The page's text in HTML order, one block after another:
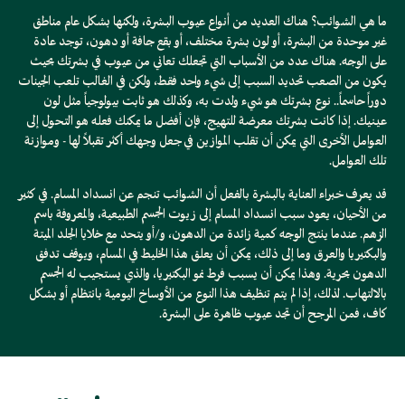
نصائح
الجمال
نصائح
الجمال
ما هي الشوائب؟ هناك العديد من أنواع عيوب البشرة، ولكنها بشكل عام مناطق
غير موحدة من البشرة، أو لون بشرة مختلف، أو بقع جافة أو دهون، توجد عادة
على الوجه. هناك عدد من الأسباب التي تجعلك تعاني من عيوب في بشرتك بحيث
يكون من الصعب تحديد السبب إلى شيء واحد فقط، ولكن في الغالب تلعب الجينات
دوراً حاسماً.. نوع بشرتك هو شيء ولدت به، وكذلك هو ثابت بيولوجياً مثل لون
عينيك. إذا كانت بشرتك معرضة للتهيج، فإن أفضل ما يمكنك فعله هو التحول إلى
العوامل الأخرى التي يمكن أن تقلب الموازين في جعل وجهك أكثر تقبلاً لها - وموازنة
تلك العوامل.
قد يعرف خبراء العناية بالبشرة بالفعل أن الشوائب تنجم عن انسداد المسام. في كثير
من الأحيان، يعود سبب انسداد المسام إلى زيوت الجسم الطبيعية، والمعروفة باسم
الزهم. عندما ينتج الوجه كمية زائدة من الدهون، و/أو يتحد مع خلايا الجلد الميتة
والبكتيريا والعرق وما إلى ذلك، يمكن أن يعلق هذا الخليط في المسام، ويوقف تدفق
الدهون بحرية. وهذا يمكن أن يسبب فرط نمو البكتيريا، والذي يستجيب له الجسم
بالالتهاب. لذلك، إذا لم يتم تنظيف هذا النوع من الأوساخ اليومية بانتظام أو بشكل
كاف، فمن المرجح أن تجد عيوب ظاهرة على البشرة.